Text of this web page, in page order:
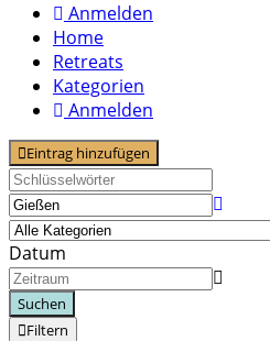
Anmelden
Home
Retreats
Kategorien
Anmelden
Eintrag hinzufügen
Datum
Suchen
Filtern